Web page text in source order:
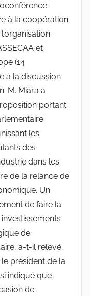
à la coopération
et
(14
à la discussion
M. Miara a
portant
les
des
dans les
de la relance de
Un
de faire la
de
a-t-il relevé.
président de la
indiqué que
de